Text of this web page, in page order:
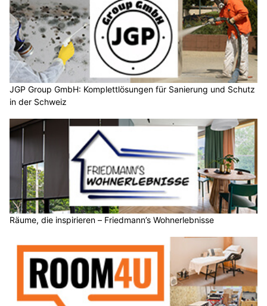
JGP Group GmbH: Komplettlösungen für Sanierung und Schutz
in der Schweiz
Räume, die inspirieren – Friedmann’s Wohnerlebnisse